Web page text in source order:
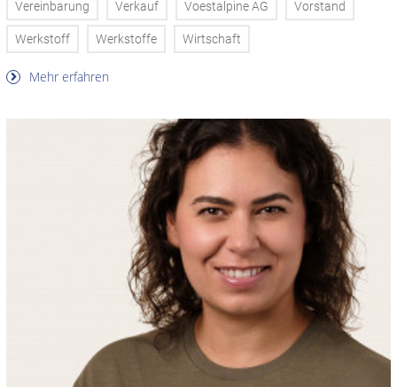
Vereinbarung Verkauf Voestalpine AG Vorstand
Werkstoff Werkstoffe Wirtschaft
Mehr erfahren